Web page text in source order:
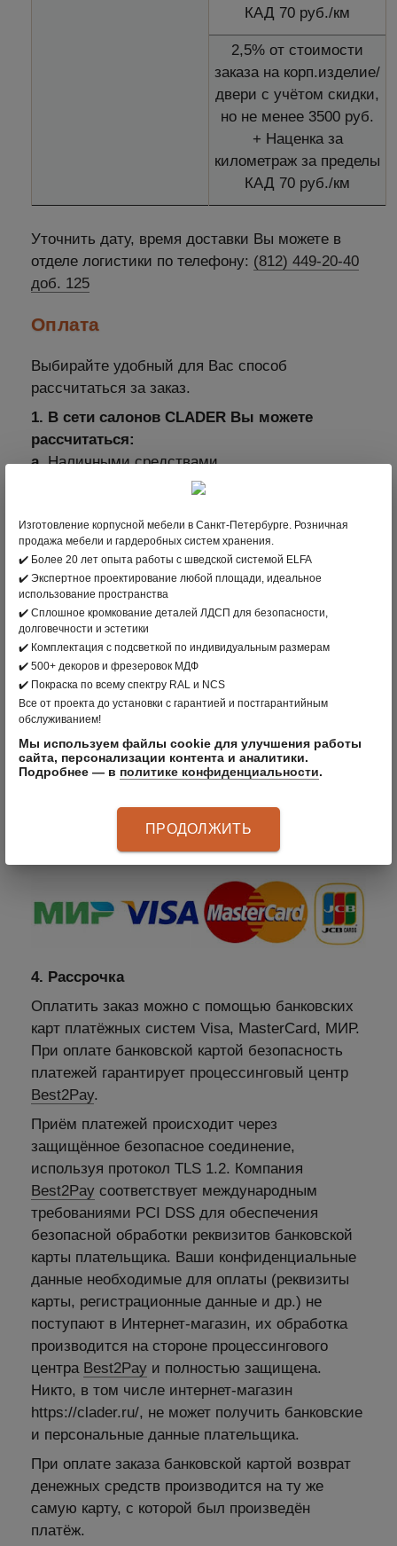
КАД 70 руб./км
2,5% от стоимости
заказа на корп.изделие/
двери с учётом скидки,
но не менее 3500 руб.
+ Наценка за
километраж за пределы
КАД 70 руб./км
Уточнить дату, время доставки Вы можете в
отделе логистики по телефону: (812) 449-20-40
доб. 125
Оплата
Выбирайте удобный для Вас способ
рассчитаться за заказ.
1. В сети салонов CLADER Вы можете
рассчитаться:
а.Наличными средствами.
Оплатить через терминал с помощью
платежных систем: МИР, VISA International,
Mastercard Worldwide, JCB.
2. В интернет-магазине clader.ru с помощью
пластиковой карты
Для выбора оплаты товара с помощью
банковской карты на соответствующей
странице необходимо нажать кнопку Оплата
заказа банковской картой. Оплата происходит
через ПАО СБЕРБАНК с использованием
банковских карт следующих платёжных
систем: МИР, VISA International, Mastercard
3. Оплата по безналичному расчету –
подходит для Юридических лиц
4. Рассрочка
Оплатить заказ можно с помощью банковских
карт платёжных систем Visa, MasterCard, МИР.
При оплате банковской картой безопасность
платежей гарантирует процессинговый центр
Best2Pay.
Приём платежей происходит через
защищённое безопасное соединение,
используя протокол TLS 1.2. Компания
Best2Pay соответствует международным
требованиями PCI DSS для обеспечения
безопасной обработки реквизитов банковской
карты плательщика. Ваши конфиденциальные
данные необходимые для оплаты (реквизиты
карты, регистрационные данные и др.) не
поступают в Интернет-магазин, их обработка
производится на стороне процессингового
центра Best2Pay и полностью защищена.
Никто, в том числе интернет-магазин
https://clader.ru/, не может получить банковские
и персональные данные плательщика.
При оплате заказа банковской картой возврат
денежных средств производится на ту же
самую карту, с которой был произведён
платёж.
Изготовление корпусной мебели в Санкт-Петербурге. Розничная
продажа мебели и гардеробных систем хранения.
✔️ Более 20 лет опыта работы с шведской системой ELFA
✔️ Экспертное проектирование любой площади, идеальное
использование пространства
✔️ Сплошное кромкование деталей ЛДСП для безопасности,
долговечности и эстетики
✔️ Комплектация с подсветкой по индивидуальным размерам
✔️ 500+ декоров и фрезеровок МДФ
✔️ Покраска по всему спектру RAL и NCS
Все от проекта до установки с гарантией и постгарантийным
обслуживанием!
Мы используем файлы cookie для улучшения работы
сайта, персонализации контента и аналитики.
Подробнее — в политике конфиденциальности.
ПРОДОЛЖИТЬ